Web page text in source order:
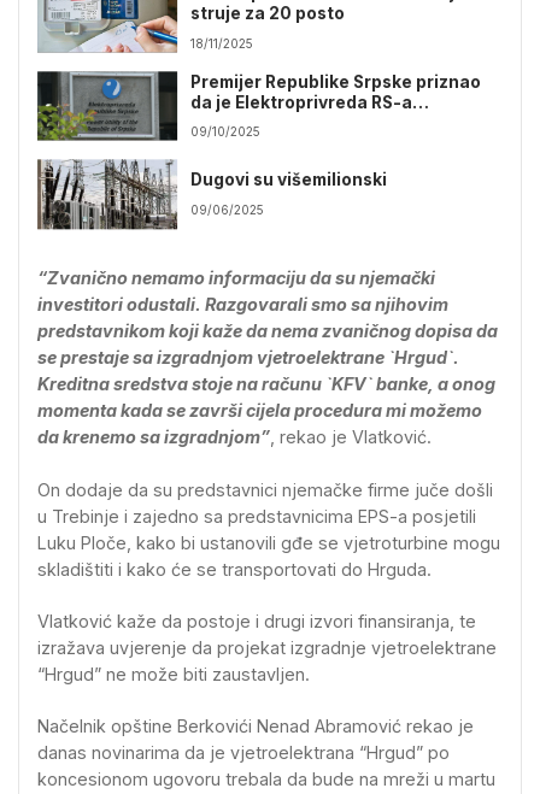
struje za 20 posto
18/11/2025
Premijer Republike Srpske priznao
da je Elektroprivreda RS-a
“posrnula”
09/10/2025
Dugovi su višemilionski
09/06/2025
“Zvanično nemamo informaciju da su njemački
investitori odustali. Razgovarali smo sa njihovim
predstavnikom koji kaže da nema zvaničnog dopisa da
se prestaje sa izgradnjom vjetroelektrane `Hrgud`.
Kreditna sredstva stoje na računu `KFV` banke, a onog
momenta kada se završi cijela procedura mi možemo
da krenemo sa izgradnjom” , rekao je Vlatković.
On dodaje da su predstavnici njemačke firme juče došli
u Trebinje i zajedno sa predstavnicima EPS-a posjetili
Luku Ploče, kako bi ustanovili gđe se vjetroturbine mogu
skladištiti i kako će se transportovati do Hrguda.
Vlatković kaže da postoje i drugi izvori finansiranja, te
izražava uvjerenje da projekat izgradnje vjetroelektrane
“Hrgud” ne može biti zaustavljen.
Načelnik opštine Berkovići Nenad Abramović rekao je
danas novinarima da je vjetroelektrana “Hrgud” po
koncesionom ugovoru trebala da bude na mreži u martu